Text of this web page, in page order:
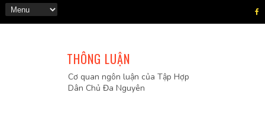
THÔNG LUẬN
Cơ quan ngôn luận của Tập Hợp
Dân Chủ Đa Nguyên